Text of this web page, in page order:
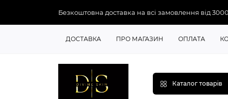
Безкоштовна доставка на всі замовлення від
ДОСТАВКА ПРО МАГАЗИН ОПЛАТА
Каталог товарів